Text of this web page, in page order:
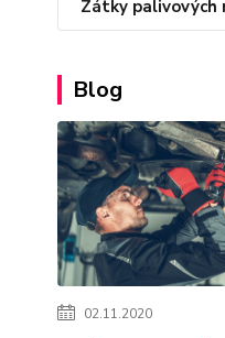
Zátky palivových
Blog
02.11.2020